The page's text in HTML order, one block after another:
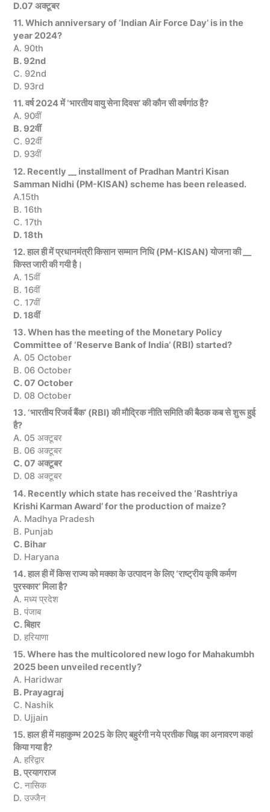
D.07 अक्टूबर
11. Which anniversary of ‘Indian Air Force Day’ is in the
year 2024?
A. 90th
B. 92nd
C. 92nd
D. 93rd
11. वर्ष 2024 में ‘भारतीय वायु सेना दिवस’ की कौन सी वर्षगांठ है?
A. 90वीं
B. 92वीं
C. 92वीं
D. 93वीं
12. Recently __ installment of Pradhan Mantri Kisan
Samman Nidhi (PM-KISAN) scheme has been released.
A.15th
B. 16th
C. 17th
D. 18th
12. हाल ही में प्रधानमंत्री किसान सम्मान निधि (PM-KISAN) योजना की __
किस्त जारी की गयी है।
A. 15वीं
B. 16वीं
C. 17वीं
D. 18वीं
13. When has the meeting of the Monetary Policy
Committee of ‘Reserve Bank of India’ (RBI) started?
A. 05 October
B. 06 October
C. 07 October
D. 08 October
13. ‘भारतीय रिजर्व बैंक’ (RBI) की मौद्रिक नीति समिति की बैठक कब से शुरू हुई
है?
A. 05 अक्टूबर
B. 06 अक्टूबर
C. 07 अक्टूबर
D. 08 अक्टूबर
14. Recently which state has received the ‘Rashtriya
Krishi Karman Award’ for the production of maize?
A. Madhya Pradesh
B. Punjab
C. Bihar
D. Haryana
14. हाल ही में किस राज्य को मक्का के उत्पादन के लिए ‘राष्ट्रीय कृषि कर्मण
पुरस्कार’ मिला है?
A. मध्य प्रदेश
B. पंजाब
C. बिहार
D. हरियाणा
15. Where has the multicolored new logo for Mahakumbh
2025 been unveiled recently?
A. Haridwar
B. Prayagraj
C. Nashik
D. Ujjain
15. हाल ही में महाकुम्‍भ 2025 के लिए बहुरंगी नये प्रतीक चिह्न का अनावरण कहां
किया गया है?
A. हरिद्वार
B. प्रयागराज
C. नासिक
D. उज्जैन